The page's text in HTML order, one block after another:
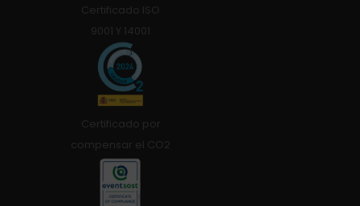
Certificado ISO
9001 Y 14001
Certificado por
compensar el CO2